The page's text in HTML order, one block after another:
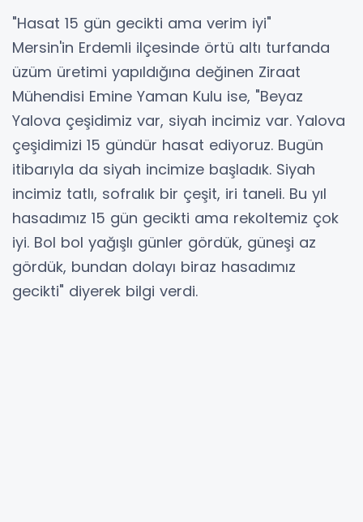
"Hasat 15 gün gecikti ama verim iyi"
Mersin'in Erdemli ilçesinde örtü altı turfanda
üzüm üretimi yapıldığına değinen Ziraat
Mühendisi Emine Yaman Kulu ise, "Beyaz
Yalova çeşidimiz var, siyah incimiz var. Yalova
çeşidimizi 15 gündür hasat ediyoruz. Bugün
itibarıyla da siyah incimize başladık. Siyah
incimiz tatlı, sofralık bir çeşit, iri taneli. Bu yıl
hasadımız 15 gün gecikti ama rekoltemiz çok
iyi. Bol bol yağışlı günler gördük, güneşi az
gördük, bundan dolayı biraz hasadımız
gecikti" diyerek bilgi verdi.